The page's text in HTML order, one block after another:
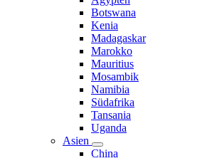
Botswana
Kenia
Madagaskar
Marokko
Mauritius
Mosambik
Namibia
Südafrika
Tansania
Uganda
Asien
China